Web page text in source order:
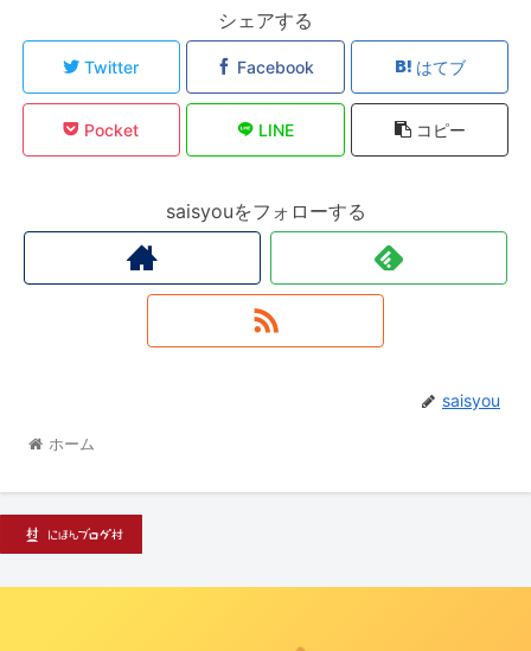
シェアする
Twitter Facebook はてブ
Pocket LINE コピー
saisyouをフォローする
saisyou
ホーム